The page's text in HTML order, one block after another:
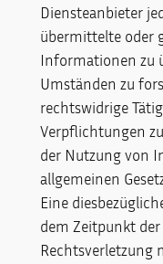
Diensteanbieter
übermittelte oder
Informationen zu
Umständen zu
rechtswidrige
Verpflichtungen
der Nutzung von
allgemeinen
Eine
dem Zeitpunkt
Rechtsverletzung